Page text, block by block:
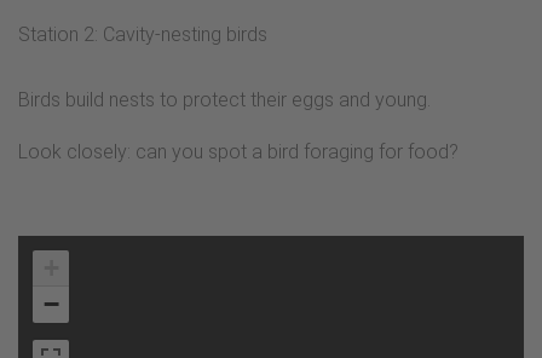
Station 2: Cavity-nesting birds
Birds build nests to protect their eggs and young.
Look closely: can you spot a bird foraging for food?
−